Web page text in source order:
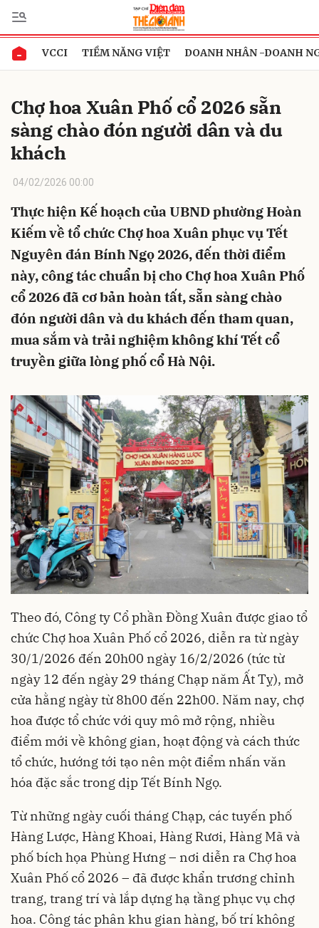
VCCI TIỀM NĂNG VIỆT DOANH NHÂN -DOANH
Chợ hoa Xuân Phố cổ 2026 sẵn
sàng chào đón người dân và du
khách
04/02/2026 00:00
Thực hiện Kế hoạch của UBND phường Hoàn
Kiếm về tổ chức Chợ hoa Xuân phục vụ Tết
Nguyên đán Bính Ngọ 2026, đến thời điểm
này, công tác chuẩn bị cho Chợ hoa Xuân Phố
cổ 2026 đã cơ bản hoàn tất, sẵn sàng chào
đón người dân và du khách đến tham quan,
mua sắm và trải nghiệm không khí Tết cổ
truyền giữa lòng phố cổ Hà Nội.
Theo đó, Công ty Cổ phần Đồng Xuân được giao tổ
chức Chợ hoa Xuân Phố cổ 2026, diễn ra từ ngày
30/1/2026 đến 20h00 ngày 16/2/2026 (tức từ
ngày 12 đến ngày 29 tháng Chạp năm Ất Tỵ), mở
cửa hằng ngày từ 8h00 đến 22h00. Năm nay, chợ
hoa được tổ chức với quy mô mở rộng, nhiều
điểm mới về không gian, hoạt động và cách thức
tổ chức, hướng tới tạo nên một điểm nhấn văn
hóa đặc sắc trong dịp Tết Bính Ngọ.
Từ những ngày cuối tháng Chạp, các tuyến phố
Hàng Lược, Hàng Khoai, Hàng Rươi, Hàng Mã và
phố bích họa Phùng Hưng – nơi diễn ra Chợ hoa
Xuân Phố cổ 2026 – đã được khẩn trương chỉnh
trang, trang trí và lắp dựng hạ tầng phục vụ chợ
hoa. Công tác phân khu gian hàng, bố trí không
Gửi bình luận
Hủy Gửi